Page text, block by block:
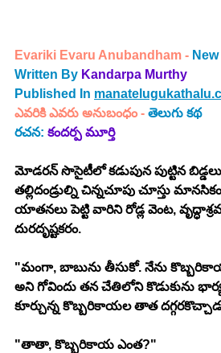
Evariki Evaru Anubandham -
Written By Kandarpa Murthy
Published In
ఎవరికి ఎవరు అనుబంధం - తెలుగు కథ
రచన: కందర్ప మూర్తి
మోడరన్ సొసైటీలో కడుపున పుట్టిన
తల్లిదండ్రుల్ని చిన్నచూపు చూస్తు
యాతనలు పెట్టి వారిని రోడ్ల వెంట,
దురదృష్టకరం.
"మంగా, బాబును తీసుకో. నేను కొబ్బరికాయ
అని గోవిందు తన చేతిలోని కొడుకును
కూర్చున్న కొబ్బరికాయల తాత
"తాతా, కొబ్బరికాయ ఎంత?"